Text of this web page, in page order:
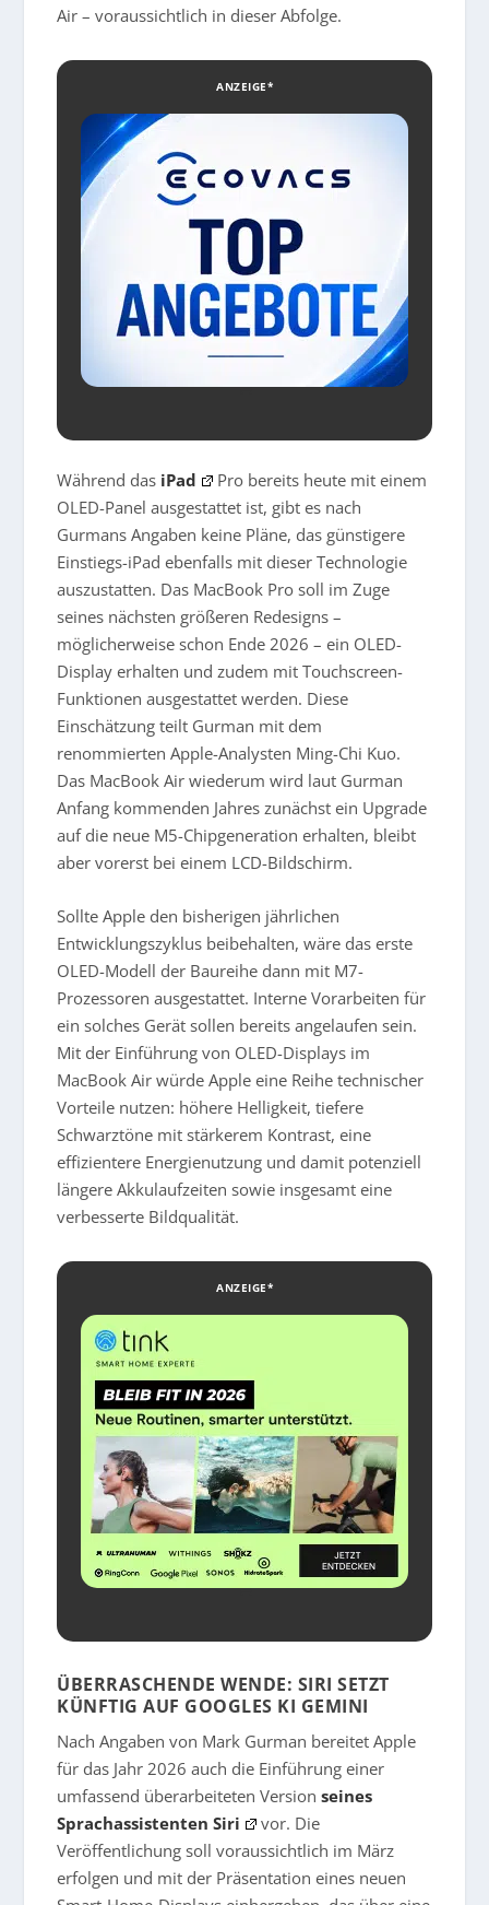
Air – voraussichtlich in dieser Abfolge.
ANZEIGE*
Während das iPad
Pro bereits heute mit einem
OLED-Panel ausgestattet ist, gibt es nach
Gurmans Angaben keine Pläne, das günstigere
Einstiegs-iPad ebenfalls mit dieser Technologie
auszustatten. Das MacBook Pro soll im Zuge
seines nächsten größeren Redesigns –
möglicherweise schon Ende 2026 – ein OLED-
Display erhalten und zudem mit Touchscreen-
Funktionen ausgestattet werden. Diese
Einschätzung teilt Gurman mit dem
renommierten Apple-Analysten Ming-Chi Kuo.
Das MacBook Air wiederum wird laut Gurman
Anfang kommenden Jahres zunächst ein Upgrade
auf die neue M5-Chipgeneration erhalten, bleibt
aber vorerst bei einem LCD-Bildschirm.
Sollte Apple den bisherigen jährlichen
Entwicklungszyklus beibehalten, wäre das erste
OLED-Modell der Baureihe dann mit M7-
Prozessoren ausgestattet. Interne Vorarbeiten für
ein solches Gerät sollen bereits angelaufen sein.
Mit der Einführung von OLED-Displays im
MacBook Air würde Apple eine Reihe technischer
Vorteile nutzen: höhere Helligkeit, tiefere
Schwarztöne mit stärkerem Kontrast, eine
effizientere Energienutzung und damit potenziell
längere Akkulaufzeiten sowie insgesamt eine
verbesserte Bildqualität.
ANZEIGE*
ÜBERRASCHENDE WENDE: SIRI SETZT
KÜNFTIG AUF GOOGLES KI GEMINI
Nach Angaben von Mark Gurman bereitet Apple
für das Jahr 2026 auch die Einführung einer
umfassend überarbeiteten Versionseines
Sprachassistenten Siri
vor. Die
Veröffentlichung soll voraussichtlich im März
erfolgen und mit der Präsentation eines neuen